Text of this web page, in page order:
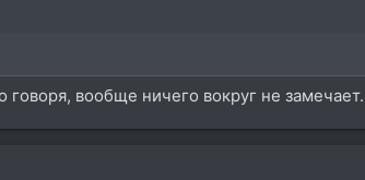
говоря, вообще ничего вокруг не